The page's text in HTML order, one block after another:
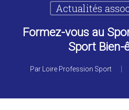
Actualités
Formez-vous au
Sport Bien-
Par Loire Profession Sport